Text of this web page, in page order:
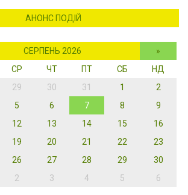
АНОНС ПОДІЙ
СЕРПЕНЬ 2026
»
СР ЧТ ПТ СБ
НД
29 30 31 1
2
5 6 7 8
9
12 13 14 15
16
19 20 21 22
23
26 27 28 29
30
2 3 4 5 6